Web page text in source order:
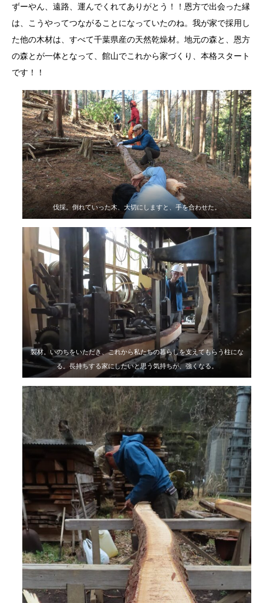
ずーやん、遠路、運んでくれてありがとう！！恩方で出会った縁
は、こうやってつながることになっていたのね。我が家で採用し
た他の木材は、すべて千葉県産の天然乾燥材。地元の森と、恩方
の森とが一体となって、館山でこれから家づくり、本格スタート
です！！
伐採。倒れていった木、大切にしますと、手を合わせた。
製材。いのちをいただき、これから私たちの暮らしを支えてもらう柱にな
る。長持ちする家にしたいと思う気持ちが、強くなる。